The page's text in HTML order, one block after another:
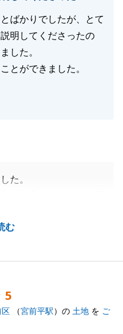
ばかりでしたが、とて
明してくださったの
した。
とができました。
む
た。
手続きにご協力をいた
様への分配や確定申告
ませ。
す。
5
区 （宮前平駅）の 土地 を ご